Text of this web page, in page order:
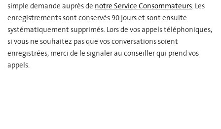
simple demande auprès de notre Service Consommateurs. Les
enregistrements sont conservés 90 jours et sont ensuite
systématiquement supprimés. Lors de vos appels téléphoniques,
si vous ne souhaitez pas que vos conversations soient
enregistrées, merci de le signaler au conseiller qui prend vos
appels.